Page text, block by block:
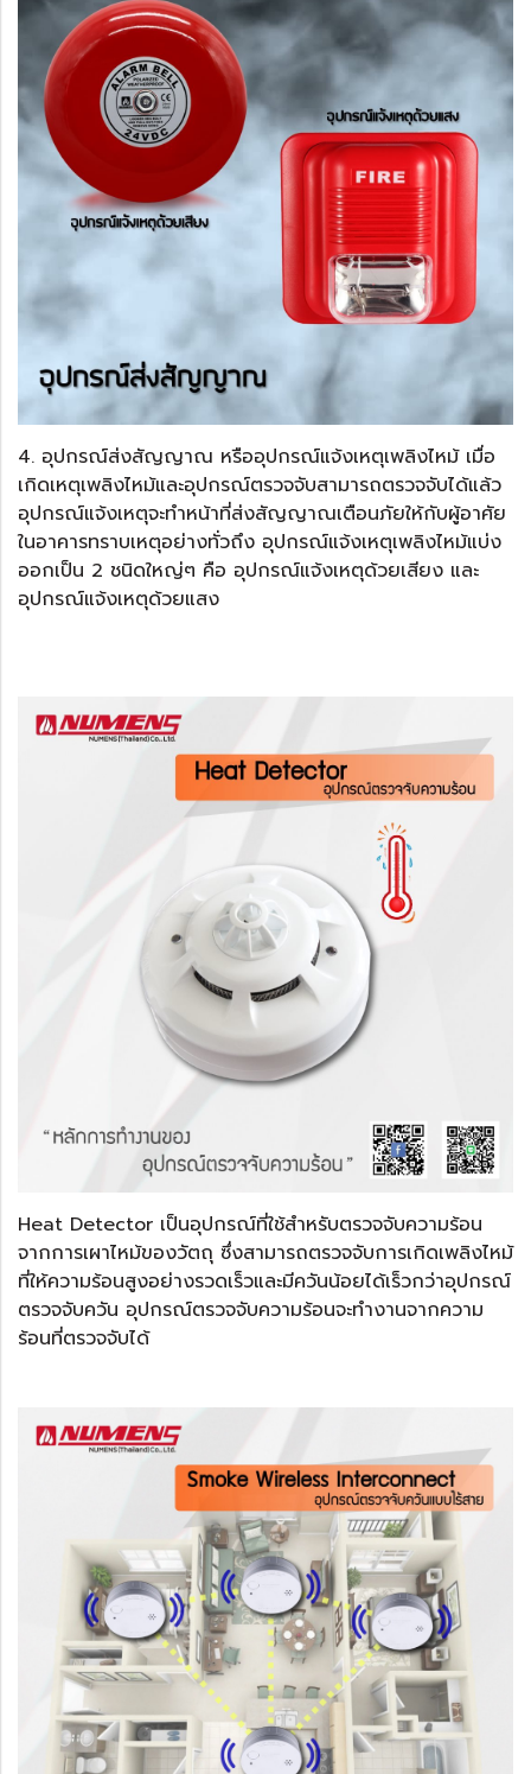
4. อุปกรณ์ส่งสัญญาณ หรืออุปกรณ์แจ้งเหตุเพลิงไหม้ เมื่อ
เกิดเหตุเพลิงไหม้และอุปกรณ์ตรวจจับสามารถตรวจจับได้แล้ว
อุปกรณ์แจ้งเหตุจะทำหน้าที่ส่งสัญญาณเตือนภัยให้กับผู้อาศัย
ในอาคารทราบเหตุอย่างทั่วถึง อุปกรณ์แจ้งเหตุเพลิงไหม้แบ่ง
ออกเป็น 2 ชนิดใหญ่ๆ คือ อุปกรณ์แจ้งเหตุด้วยเสียง และ
อุปกรณ์แจ้งเหตุด้วยแสง
Heat Detector เป็นอุปกรณ์ที่ใช้สำหรับตรวจจับความร้อน
จากการเผาไหม้ของวัตถุ ซึ่งสามารถตรวจจับการเกิดเพลิงไหม้
ที่ให้ความร้อนสูงอย่างรวดเร็วและมีควันน้อยได้เร็วกว่าอุปกรณ์
ตรวจจับควัน อุปกรณ์ตรวจจับความร้อนจะทำงานจากความ
ร้อนที่ตรวจจับได้